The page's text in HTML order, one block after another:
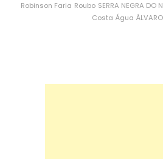
Robinson Faria Roubo SERRA NEGRA DO
Costa Água